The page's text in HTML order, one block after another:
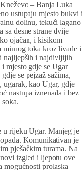
– Banja Luka
ustupaju mjesto bukvi i
dolinu, tekući lagano
desne strane dvije
ojačan, i kisikom
mirnog toka kroz livade i
najljepših i najdivljijih
mjesto gdje se Ugar
se pejzaž sažima,
ugarak, kao Ugar, gdje
nastupa iznenada i bez
soka.
u rijeku Ugar. Manjeg je
Komunikativan je
pješačkim turama. Na
izgled i ljepotu ove
mogućnosti prolaska